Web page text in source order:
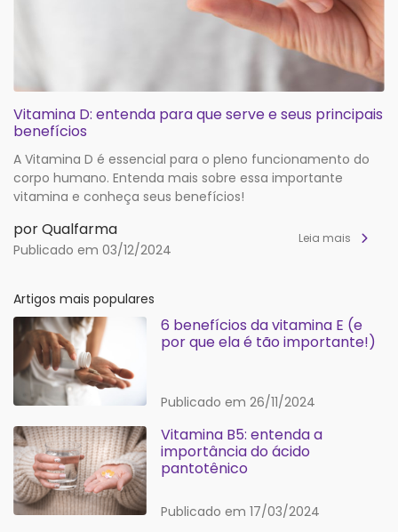
Vitamina D: entenda para que serve e seus principais
benefícios
A Vitamina D é essencial para o pleno funcionamento do
corpo humano. Entenda mais sobre essa importante
vitamina e conheça seus benefícios!
por Qualfarma
Publicado em 03/12/2024
Leia mais
Artigos mais populares
6 benefícios da vitamina E (e
por que ela é tão importante!)
Publicado em 26/11/2024
Vitamina B5: entenda a
importância do ácido
pantotênico
Publicado em 17/03/2024